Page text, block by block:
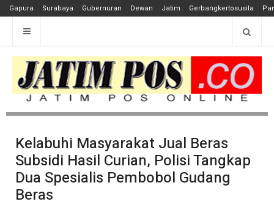
Gapura Surabaya Gubernuran Dewan Jatim Gerbangkertosusila
Kelabuhi Masyarakat Jual Beras
Subsidi Hasil Curian, Polisi Tangkap
Dua Spesialis Pembobol Gudang
Beras